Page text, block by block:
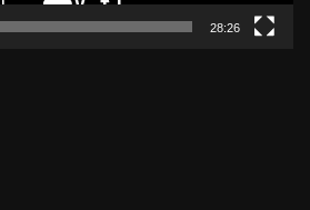
28:26